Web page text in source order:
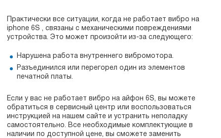
Практически все ситуации, когда не работает вибро на
iphone 6S , связаны с механическими повреждениями
устройства. Это может произойти из-за следующего:
Нарушена работа внутреннего вибромотора.
Разъединился или перегорел один из элементов
печатной платы.
Если у вас не работает вибро на айфон 6S, вы можете
обратиться в сервисный центр или воспользоваться
инструкцией на нашем сайте и устранить неполадку
самостоятельно. Все необходимые комплектующие в
наличии по доступной цене, вы сможете заменить